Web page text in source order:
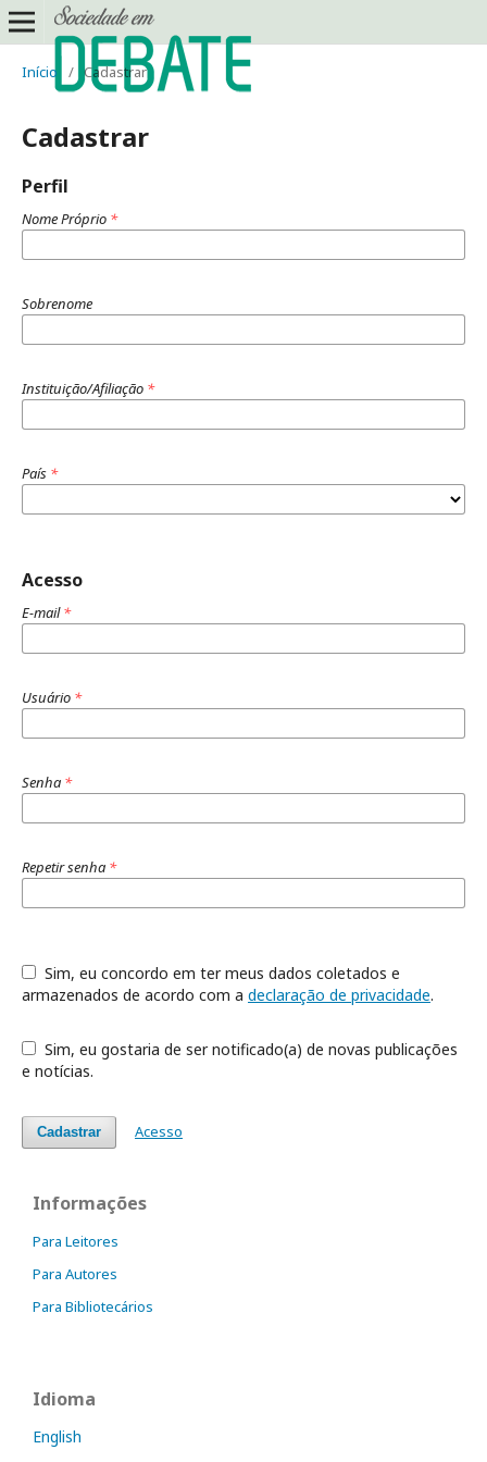
Início / Cadastrar
Cadastrar
Perfil
Nome Próprio *
Sobrenome
Instituição/Afiliação *
País *
Acesso
E-mail*
Usuário *
Senha *
Repetir senha *
armazenados de acordo com a declaração de privacidade.
e notícias.
Cadastrar Acesso
Informações
Para Leitores
Para Autores
Para Bibliotecários
Idioma
English